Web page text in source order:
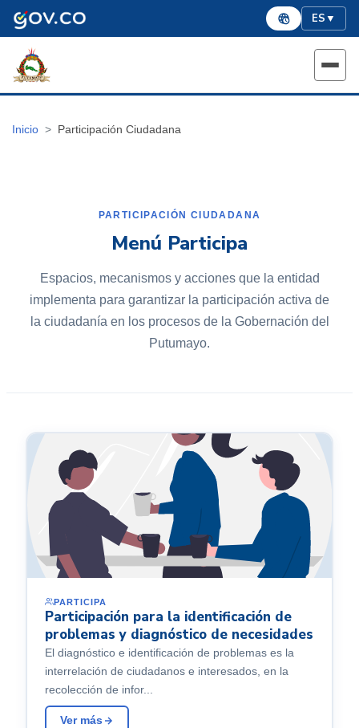
ES▼
Inicio Participación Ciudadana
PARTICIPACIÓN CIUDADANA
Menú Participa
Espacios, mecanismos y acciones que la entidad
implementa para garantizar la participación activa de
la ciudadanía en los procesos de la Gobernación del
Putumayo.
PARTICIPA
Participación para la identificación de
problemas y diagnóstico de necesidades
El diagnóstico e identificación de problemas es la
interrelación de ciudadanos e interesados, en la
recolección de infor...
Ver más